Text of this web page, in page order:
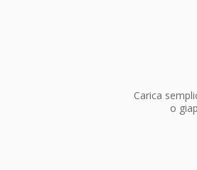
Carica
o